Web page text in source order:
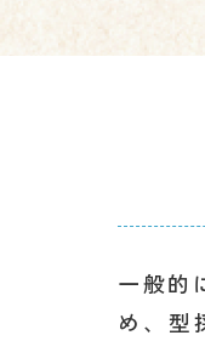
一般的
め、型